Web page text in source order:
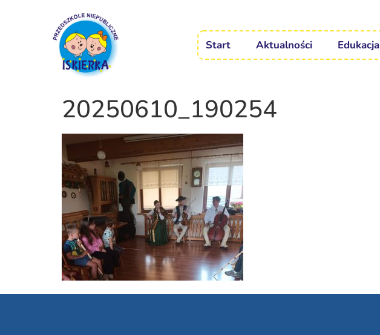
Start Aktualności Edukacja
20250610_190254